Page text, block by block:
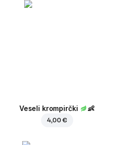
Veseli krompirčki 👶
4,00 €